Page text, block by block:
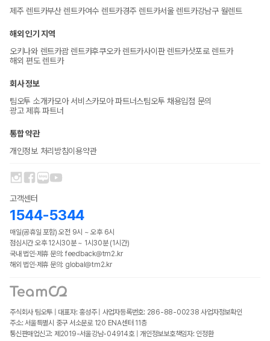
제주 렌트카부산 렌트카여수 렌트카경주 렌트카서울 렌트카강남구 월렌트
해외 인기 지역
오키나와 렌트카괌 렌트카후쿠오카 렌트카사이판 렌트카삿포로 렌트카
해외 편도 렌트카
회사 정보
팀오투 소개카모아 서비스카모아 파트너스팀오투 채용입점 문의
광고 제휴 파트너
통합 약관
개인정보 처리방침이용약관
고객센터
1544-5344
매일(공휴일 포함) 오전 9시 ~ 오후 6시
점심시간 오후 12시30분 ~ 1시30분 (1시간)
국내 법인·제휴 문의: feedback@tm2.kr
해외 법인·제휴 문의: global@tm2.kr
주식회사 팀오투 | 대표자: 홍성주 | 사업자등록번호: 286-88-00238 사업자정보확인
주소: 서울특별시 중구 서소문로 120 ENA센터 11층
통신판매업신고: 제2019-서울강남-04914호 | 개인정보보호책임자: 인정환